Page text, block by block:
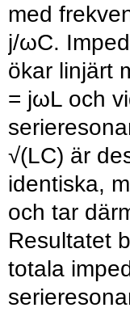
med
j/ωC.
ökar linjärt
= jωL och
√(LC) är
identiska,
och tar
Resultatet
totala